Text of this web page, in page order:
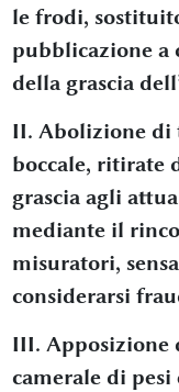
le frodi,
pubblicazione a
della grascia
II. Abolizione di
boccale, ritirate
grascia agli
mediante il
misuratori,
considerarsi
III. Apposizione
camerale di